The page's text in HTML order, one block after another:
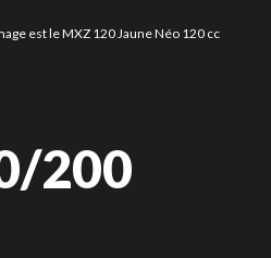
est le MXZ 120 Jaune Néo 120 cc
200